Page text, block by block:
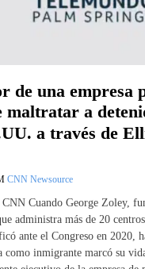
de una empresa
maltratar a
a través de
CNN Newsource
CNN Cuando George Zoley,
administra más de 20
ante el Congreso en 2020,
como inmigrante marcó su